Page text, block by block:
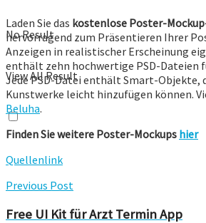
No Result
View All Result
Laden Sie das kostenlose Poster-
hervorragend zum Präsentieren Ihrer
Anzeigen in realistischer Erscheinung
enthält zehn hochwertige PSD-Dateien
Jede PSD-Datei enthält Smart-Objekte,
Kunstwerke leicht hinzufügen können.
Beluha.
Finden Sie weitere Poster-Mockups hier
Quellenlink
Previous Post
Free UI Kit für Arzt Termin App